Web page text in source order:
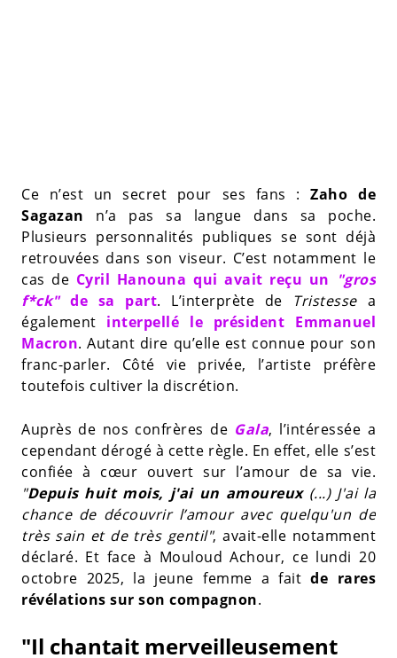
Ce n’est un secret pour ses fans :Zaho de
Sagazan n’a pas sa langue dans sa poche.
Plusieurs personnalités publiques se sont déjà
retrouvées dans son viseur. C’est notamment le
cas de Cyril Hanouna qui avait reçu un "gros
f*ck"de sa part. L’interprète de Tristesse a
également interpellé le président Emmanuel
Macron. Autant dire qu’elle est connue pour son
franc-parler. Côté vie privée, l’artiste préfère
toutefois cultiver la discrétion.
Auprès de nos confrères de Gala, l’intéressée a
cependant dérogé à cette règle. En effet, elle s’est
confiée à cœur ouvert sur l’amour de sa vie.
"Depuis huit mois, j'ai un amoureux(...) J'ai la
chance de découvrir l’amour avec quelqu'un de
très sain et de très gentil", avait-elle notamment
déclaré. Et face à Mouloud Achour, ce lundi 20
octobre 2025, la jeune femme a faitde rares
révélations sur son compagnon.
"Il chantait merveilleusement